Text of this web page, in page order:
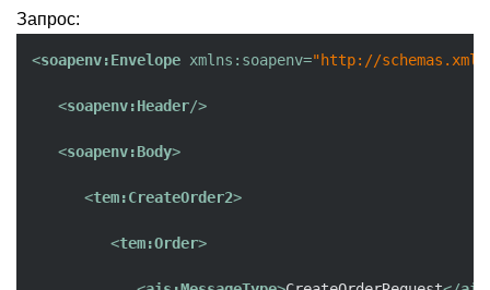
Запрос:
<soapenv:Envelope xmlns:soapenv="http://
<soapenv:Header/>
<soapenv:Body>
<tem:CreateOrder2>
<tem:Order>